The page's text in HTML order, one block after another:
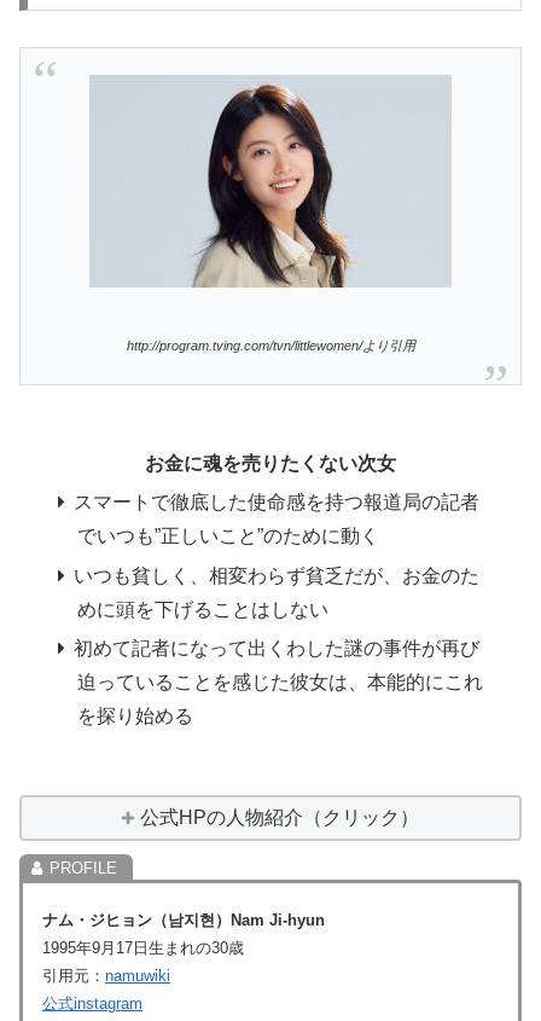
http://program.tving.com/tvn/littlewomen/より引用
お金に魂を売りたくない次女
スマートで徹底した使命感を持つ報道局の記者
でいつも”正しいこと”のために動く
いつも貧しく、相変わらず貧乏だが、お金のた
めに頭を下げることはしない
初めて記者になって出くわした謎の事件が再び
迫っていることを感じた彼女は、本能的にこれ
を探り始める
公式HPの人物紹介（クリック）
ナム・ジヒョン（남지현 ）
Nam Ji-hyun
1995年9月17日生まれの30歳
引用元： namuwiki
公式instagram